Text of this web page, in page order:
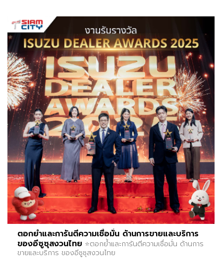
ความสุขและความทรงจำดีๆ ไปด้วยกัน เพราะทุกความไว้วางใจ
ของท่าน คือกำลังใจที่สำคัญของเราเสมอ❤️
ตอกย้ำและการันตีความเชื่อมั่น ด้านการขายและบริการ
ของอีซูซุสงวนไทย ⭐️ตอกย้ำและการันตีความเชื่อมั่น ด้านการ
ขายและบริการ ของอีซูซุสงวนไทย